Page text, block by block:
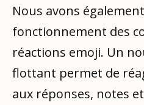
Nous avons
fonctionnement des
réactions emoji. Un
flottant permet de
aux réponses, notes